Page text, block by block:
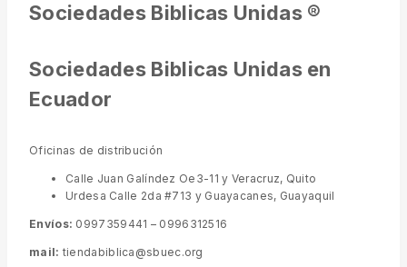
Sociedades Biblicas Unidas ®
Sociedades Biblicas Unidas en
Ecuador
Oficinas de distribución
Calle Juan Galíndez Oe3-11 y Veracruz, Quito
Urdesa Calle 2da #713 y Guayacanes, Guayaquil
Envíos: 0997359441 – 0996312516
mail: tiendabiblica@sbuec.org